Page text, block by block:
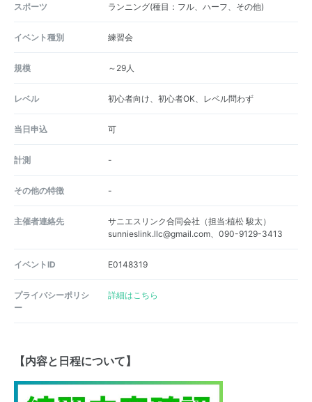
スポーツ ランニング(種目：フル、ハーフ、その他)
イベント種別 練習会
規模 ～29人
レベル 初心者向け、初心者OK、レベル問わず
当日申込 可
計測 -
その他の特徴 -
主催者連絡先
サニエスリンク合同会社（担当:植松 駿太）
sunnieslink.llc@gmail.com、090-9129-3413
イベントID E0148319
プライバシーポリシ
ー
詳細はこちら
【内容と日程について】